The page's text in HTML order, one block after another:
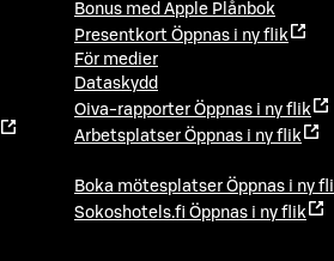
Bonus med Apple Plånbok
Presentkort Öppnas i ny flik
För medier
Dataskydd
Oiva-rapporter Öppnas i ny flik
Arbetsplatser Öppnas i ny flik
Boka mötesplatser Öppnas i ny
Sokoshotels.fi Öppnas i ny flik